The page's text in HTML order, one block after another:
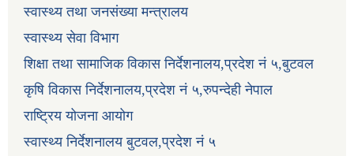
स्वास्थ्य तथा जनसंख्या मन्त्रालय
स्वास्थ्य सेवा विभाग
शिक्षा तथा सामाजिक विकास निर्देशनालय,प्रदेश नं ५,बुटवल
कृषि विकास निर्देशनालय,प्रदेश नं ५,रुपन्देही नेपाल
राष्ट्रिय योजना आयोग
स्वास्थ्य निर्देशनालय बुटवल,प्रदेश नं ५